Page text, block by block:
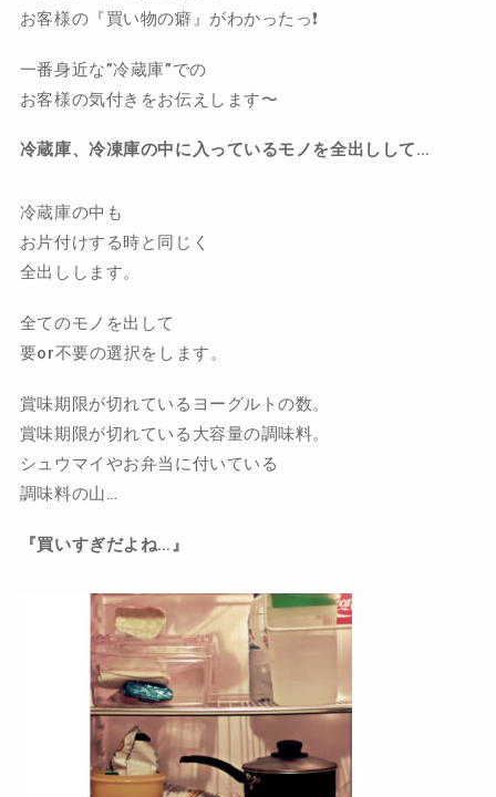
お客様の『買い物の癖』がわかったっ❗️
一番身近な”冷蔵庫”での
お客様の気付きをお伝えします〜
冷蔵庫、冷凍庫の中に入っているモノを全出しして…
冷蔵庫の中も
お片付けする時と同じく
全出しします。
全てのモノを出して
要or不要の選択をします。
賞味期限が切れているヨーグルトの数。
賞味期限が切れている大容量の調味料。
シュウマイやお弁当に付いている
調味料の山…
『買いすぎだよね…』